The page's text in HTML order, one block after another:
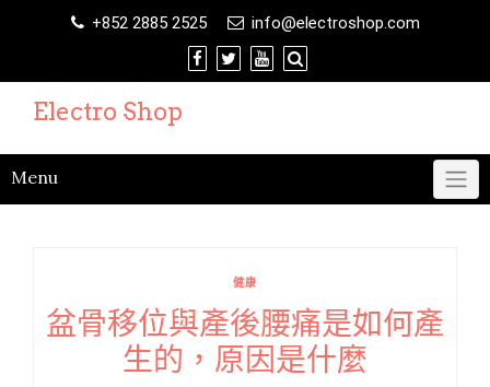
+852 2885 2525 info@electroshop.com
Electro Shop
Menu
健康
盆骨移位與產後腰痛是如何產
生的，原因是什麼